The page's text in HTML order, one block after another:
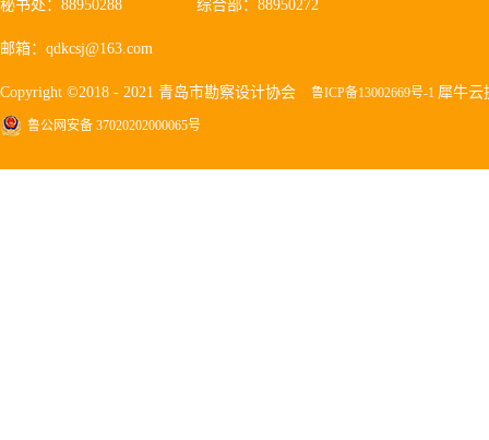
秘书处：88950288 综合部：88950272
邮箱：qdkcsj@163.com
Copyright ©2018 - 2021 青岛市勘察设计协会 鲁ICP备13002669号-1 犀牛云
鲁公网安备 37020202000065号